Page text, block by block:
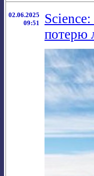
02.06.2025
09:51
потерю